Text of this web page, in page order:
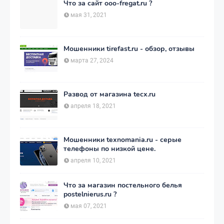
Что за сайт ooo-fregat.ru ?
мая 31, 2021
Мошенники tirefast.ru - обзор, отзывы
марта 27, 2024
Развод от магазина tecx.ru
апреля 18, 2021
Мошенники texnomania.ru - серые
телефоны по низкой цене.
апреля 10, 2021
Что за магазин постельного белья
postelnierus.ru ?
мая 07, 2021